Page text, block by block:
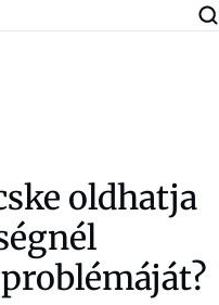
oldhatja